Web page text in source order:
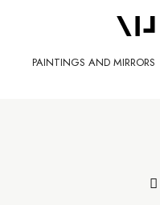
PAINTINGS AND MIRRORS